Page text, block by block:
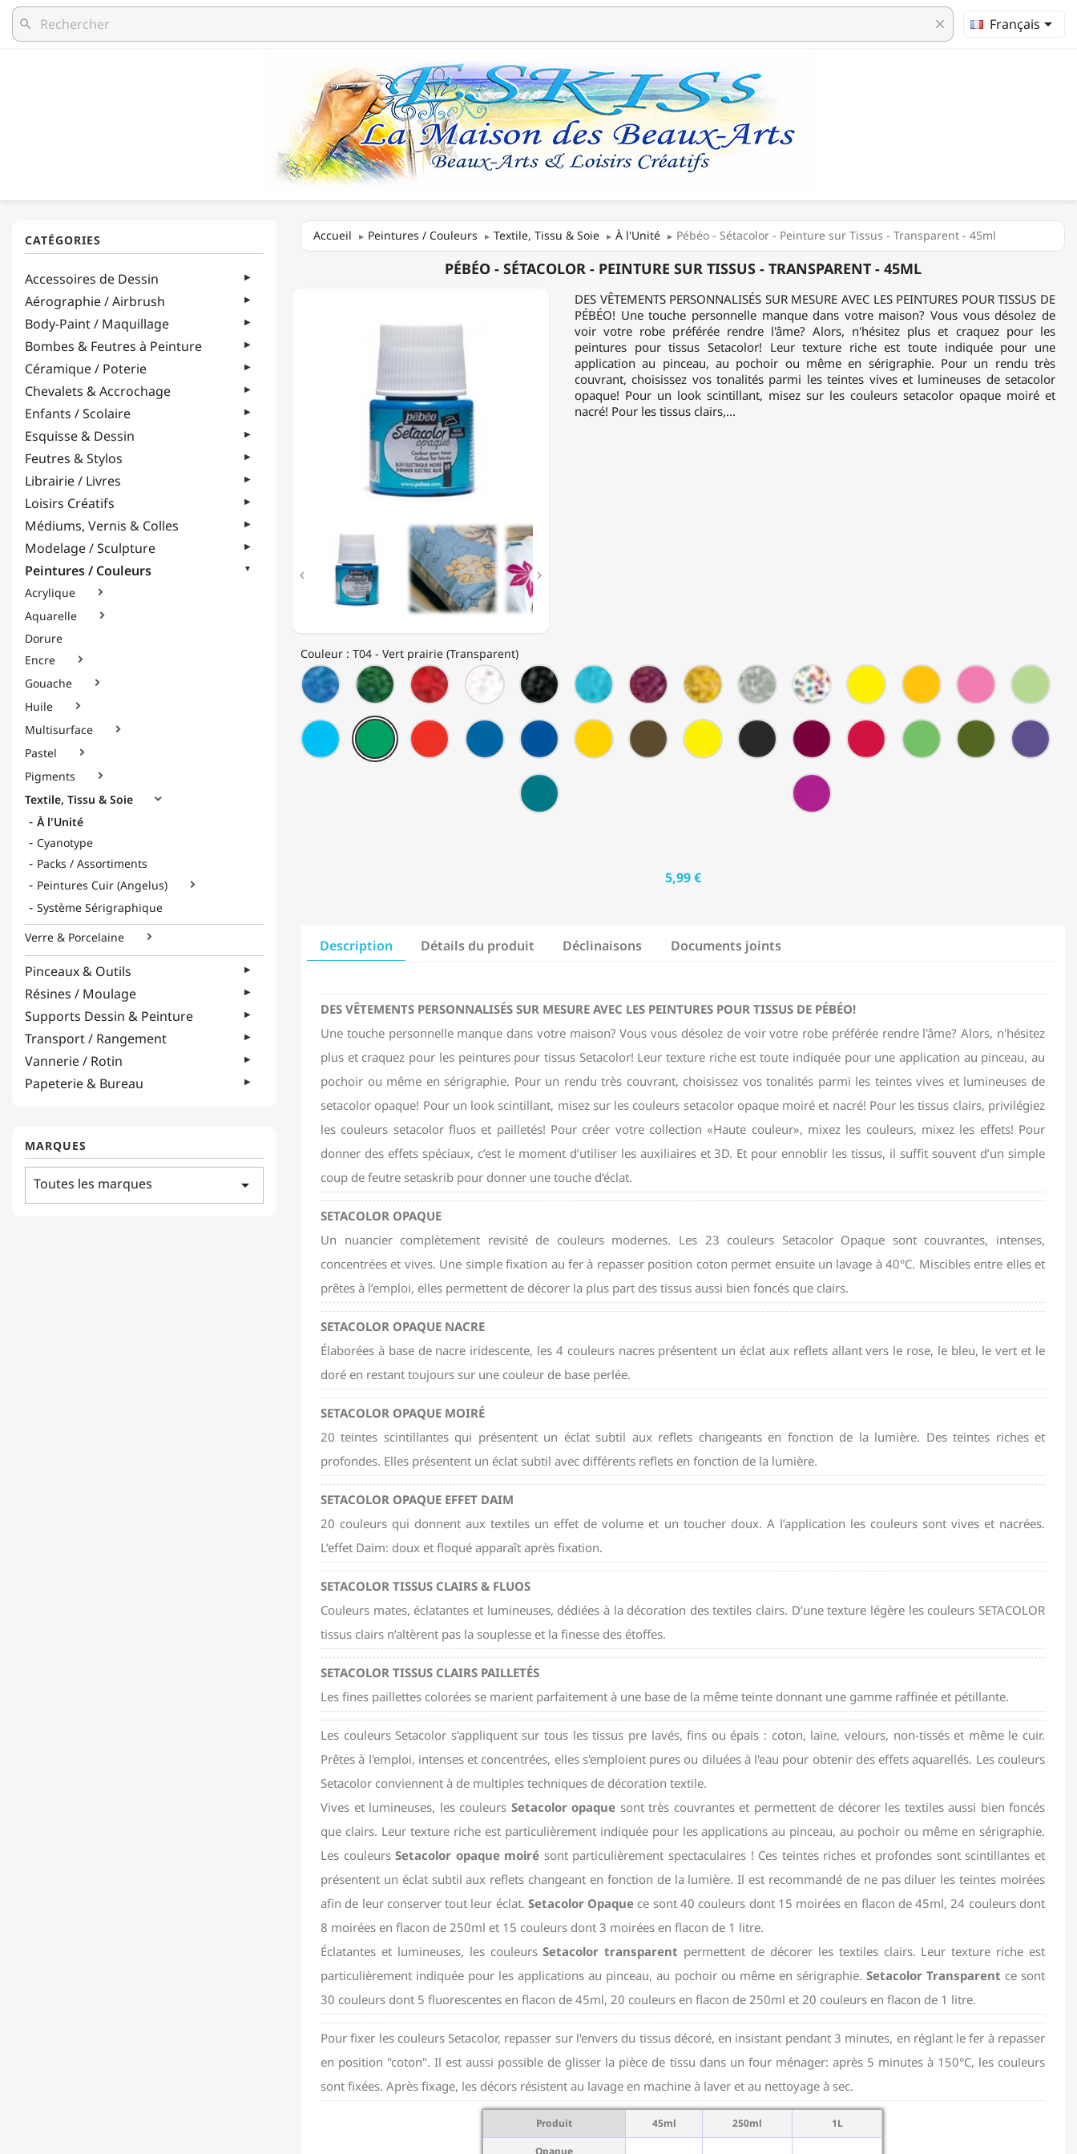
search clear Français
Accessoires de Dessin
Aérographie / Airbrush
Body-Paint / Maquillage
Bombes & Feutres à Peinture
Céramique / Poterie
Chevalets & Accrochage
Enfants / Scolaire
Esquisse & Dessin
Feutres & Stylos
Librairie / Livres
Loisirs Créatifs
Médiums, Vernis & Colles
Modelage / Sculpture
Peintures / Couleurs
Acrylique 
Aquarelle 
Dorure
Encre

Gouache 
Huile 
Multisurface 
Pastel 
Pigments 
Textile, Tissu & Soie 
À l'Unité
Cyanotype
Packs / Assortiments
Peintures Cuir (Angelus)

Système Sérigraphique
Verre & Porcelaine

Pinceaux & Outils
Résines / Moulage
Supports Dessin & Peinture
Transport / Rangement
Vannerie / Rotin
Papeterie & Bureau
MARQUES
Toutes les marques arrow_drop_down
Accueil Peintures / Couleurs Textile, Tissu & Soie À l'Unité Pébéo - Sétacolor - Peinture sur Tissus - Transparent - 45ml
TRANSPARENT
PÉBÉO - SÉTACOLOR - PEINTURE SUR TISSUS - TRANSPARENT - 45ML
 
DES VÊTEMENTS PERSONNALISÉS SUR MESURE AVEC LES PEINTURES POUR TISSUS DE
PÉBÉO! Une touche personnelle manque dans votre maison? Vous vous désolez de
voir votre robe préférée rendre l'âme? Alors, n'hésitez plus et craquez pour les
peintures pour tissus Setacolor! Leur texture riche est toute indiquée pour une
application au pinceau, au pochoir ou même en sérigraphie. Pour un rendu très
couvrant, choisissez vos tonalités parmi les teintes vives et lumineuses de setacolor
opaque! Pour un look scintillant, misez sur les couleurs setacolor opaque moiré et
nacré! Pour les tissus clairs,...
Couleur : T04 - Vert prairie (Transparent)
P201
-
Aigue-
Marine
(Pailleté)
P202
-
Émeraude
(Pailleté)
P203
-
Rubis
(Pailleté)
P204
-
Diamant
(Pailleté)
P205
-
Onyx
(Pailleté)
P206
-
Turquoise
(Pailleté)
P207
-
Tourmaline
(Pailleté)
P208
-
(Pailleté)
P209
-
Argent
(Pailleté)
P210
-
Multi
(Pailleté)
F31
-
Jaune
(Fluorescent)
F32
-
Orange
(Fluorescent)
F33
-
Rose
(Fluorescent)
F34
-
F35
-
Bleu
T04
-
T101
-
Orange
(Transparent)
T11
-
cobalt
(Transparent)
T12
-
(Transparent)
T13
-
Bouton
T14
-
Brun
T17
-
Jaune
(Transparent)
T19
-
(Transparent)
T23
-
Rouge
(Transparent)
T24
-
Rouge
T27
-
T28
-
T29
-
T30
-
T49
-
5,99 €
Description Détails du produit Déclinaisons Documents joints
DES VÊTEMENTS PERSONNALISÉS SUR MESURE AVEC LES PEINTURES POUR TISSUS DE PÉBÉO!
Une touche personnelle manque dans votre maison? Vous vous désolez de voir votre robe préférée rendre l'âme? Alors, n'hésitez
plus et craquez pour les peintures pour tissus Setacolor! Leur texture riche est toute indiquée pour une application au pinceau, au
pochoir ou même en sérigraphie. Pour un rendu très couvrant, choisissez vos tonalités parmi les teintes vives et lumineuses de
setacolor opaque! Pour un look scintillant, misez sur les couleurs setacolor opaque moiré et nacré! Pour les tissus clairs, privilégiez
les couleurs setacolor fluos et pailletés! Pour créer votre collection «Haute couleur», mixez les couleurs, mixez les effets! Pour
donner des effets spéciaux, c’est le moment d’utiliser les auxiliaires et 3D. Et pour ennoblir les tissus, il suffit souvent d’un simple
coup de feutre setaskrib pour donner une touche d’éclat.
SETACOLOR OPAQUE
Un nuancier complètement revisité de couleurs modernes. Les 23 couleurs Setacolor Opaque sont couvrantes, intenses,
concentrées et vives. Une simple fixation au fer à repasser position coton permet ensuite un lavage à 40°C. Miscibles entre elles et
prêtes à l’emploi, elles permettent de décorer la plus part des tissus aussi bien foncés que clairs.
SETACOLOR OPAQUE NACRE
Élaborées à base de nacre iridescente, les 4 couleurs nacres présentent un éclat aux reflets allant vers le rose, le bleu, le vert et le
doré en restant toujours sur une couleur de base perlée.
SETACOLOR OPAQUE MOIRÉ
20 teintes scintillantes qui présentent un éclat subtil aux reflets changeants en fonction de la lumière. Des teintes riches et
profondes. Elles présentent un éclat subtil avec différents reflets en fonction de la lumière.
SETACOLOR OPAQUE EFFET DAIM
20 couleurs qui donnent aux textiles un effet de volume et un toucher doux. A l’application les couleurs sont vives et nacrées.
L’effet Daim: doux et floqué apparaît après fixation.
SETACOLOR TISSUS CLAIRS & FLUOS
Couleurs mates, éclatantes et lumineuses, dédiées à la décoration des textiles clairs. D’une texture légère les couleurs SETACOLOR
tissus clairs n’altèrent pas la souplesse et la finesse des étoffes.
SETACOLOR TISSUS CLAIRS PAILLETÉS
Les fines paillettes colorées se marient parfaitement à une base de la même teinte donnant une gamme raffinée et pétillante.
Les couleurs Setacolor s'appliquent sur tous les tissus pre lavés, fins ou épais : coton, laine, velours, non-tissés et même le cuir.
Prêtes à l'emploi, intenses et concentrées, elles s'emploient pures ou diluées à l'eau pour obtenir des effets aquarellés. Les couleurs
Setacolor conviennent à de multiples techniques de décoration textile.
Vives et lumineuses, les couleurs Setacolor opaque sont très couvrantes et permettent de décorer les textiles aussi bien foncés
que clairs. Leur texture riche est particulièrement indiquée pour les applications au pinceau, au pochoir ou même en sérigraphie.
Les couleursSetacolor opaque moiré sont particulièrement spectaculaires ! Ces teintes riches et profondes sont scintillantes et
présentent un éclat subtil aux reflets changeant en fonction de la lumière. Il est recommandé de ne pas diluer les teintes moirées
afin de leur conserver tout leur éclat. Setacolor Opaque ce sont 40 couleurs dont 15 moirées en flacon de 45ml, 24 couleurs dont
8 moirées en flacon de 250ml et 15 couleurs dont 3 moirées en flacon de 1 litre.
Éclatantes et lumineuses, les couleursSetacolor transparent permettent de décorer les textiles clairs. Leur texture riche est
particulièrement indiquée pour les applications au pinceau, au pochoir ou même en sérigraphie. Setacolor Transparent ce sont
30 couleurs dont 5 fluorescentes en flacon de 45ml, 20 couleurs en flacon de 250ml et 20 couleurs en flacon de 1 litre.
Pour fixer les couleurs Setacolor, repasser sur l'envers du tissus décoré, en insistant pendant 3 minutes, en réglant le fer à repasser
en position "coton". Il est aussi possible de glisser la pièce de tissu dans un four ménager: après 5 minutes à 150°C, les couleurs
sont fixées. Après fixage, les décors résistent au lavage en machine à laver et au nettoyage à sec.
Produit 45ml 250ml 1L